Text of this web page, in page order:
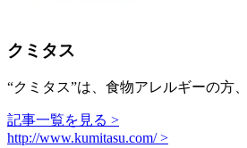
クミタス
“クミタス”は、食物アレルギーの方
記事一覧を見る >
http://www.kumitasu.com/ >